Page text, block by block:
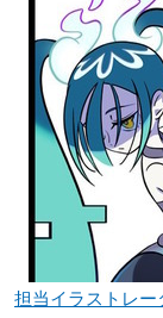
担当イラストレー